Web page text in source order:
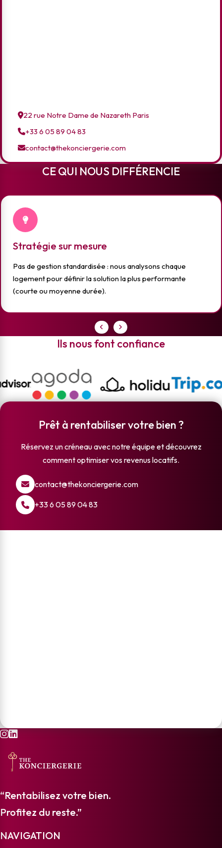
22 rue Notre Dame de Nazareth Paris
+33 6 05 89 04 83
contact@thekonciergerie.com
CE QUI NOUS DIFFÉRENCIE
Stratégie sur mesure
Pas de gestion standardisée : nous analysons chaque
logement pour définir la solution la plus performante
(courte ou moyenne durée).
Ils nous font confiance
Prêt à rentabiliser votrebien ?
Réservez un créneau avec notre équipe et découvrez
comment optimiser vos revenus locatifs.
contact@thekonciergerie.com
+33 6 05 89 04 83
“Rentabilisez votre bien.
Profitez du reste.”
NAVIGATION